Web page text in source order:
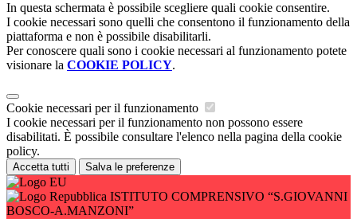
In questa schermata è possibile scegliere quali cookie consentire.
I cookie necessari sono quelli che consentono il funzionamento della
piattaforma e non è possibile disabilitarli.
Per conoscere quali sono i cookie necessari al funzionamento potete
visionare la COOKIE POLICY.
Cookie necessari per il funzionamento
I cookie necessari per il funzionamento non possono essere
disabilitati. È possibile consultare l'elenco nella pagina della cookie
policy.
Accetta tutti Salva le preferenze
ISTITUTO COMPRENSIVO “S.GIOVANNI
BOSCO-A.MANZONI”